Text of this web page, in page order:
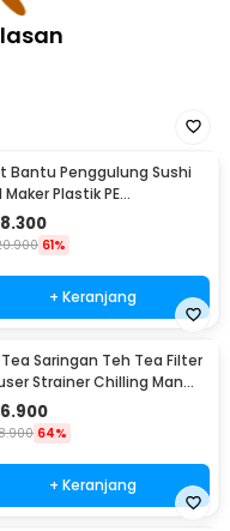
Bantu Penggulung Sushi
Maker Plastik PE
- E1119
8.300
61%
+ Keranjang
Tea Saringan Teh Tea Filter
Strainer Chilling Man
- MR03
6.900
64%
+ Keranjang